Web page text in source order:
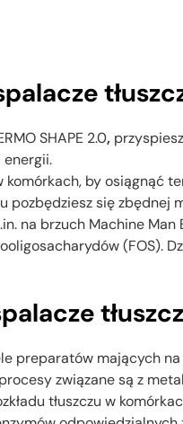
SHAPE 2.0,
energii.
komórkach, by
pozbędziesz się zbędnej
na brzuch Machine
(FOS).
preparatów mających
związane są z
tłuszczu w